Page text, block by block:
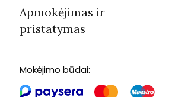
Apmokėjimas ir
pristatymas
Mokėjimo būdai: